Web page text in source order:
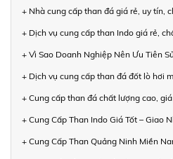
+ Nhà cung cấp than đá giá rẻ, uy tín,
+ Dịch vụ cung cấp than Indo giá rẻ,
+ Vì Sao Doanh Nghiệp Nên Ưu Tiên
+ Dịch vụ cung cấp than đá đốt lò hơi
+ Cung cấp than đá chất lượng cao,
+ Cung Cấp Than Indo Giá Tốt – Giao
+ Cung Cấp Than Quảng Ninh Miền